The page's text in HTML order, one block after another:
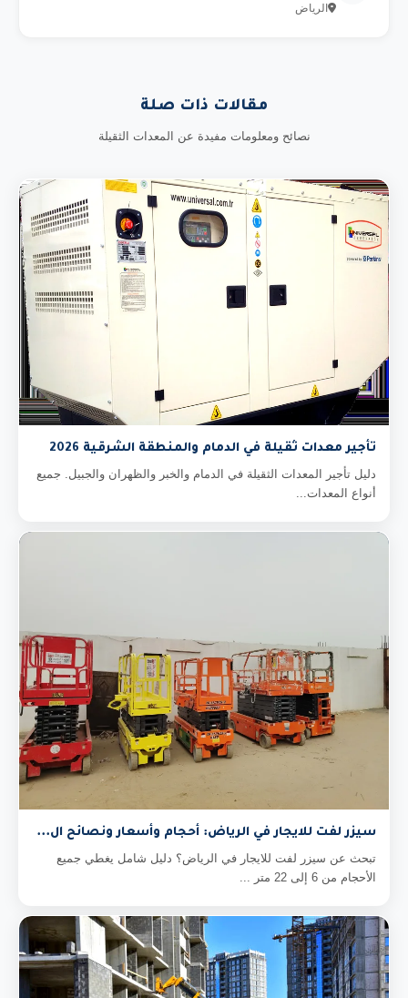
الرياض
مقالات ذات صلة
نصائح ومعلومات مفيدة عن المعدات الثقيلة
تأجير معدات ثقيلة في الدمام والمنطقة الشرقية 2026
دليل تأجير المعدات الثقيلة في الدمام والخبر والظهران والجبيل. جميع
أنواع المعدات...
سيزر لفت للايجار في الرياض: أحجام وأسعار ونصائح ال...
تبحث عن سيزر لفت للايجار في الرياض؟ دليل شامل يغطي جميع
الأحجام من 6 إلى 22 متر ...